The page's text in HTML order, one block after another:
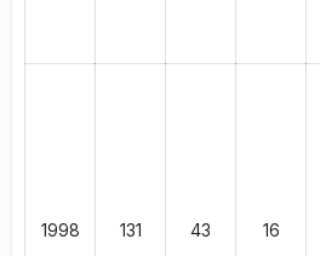
1998 131 43 16